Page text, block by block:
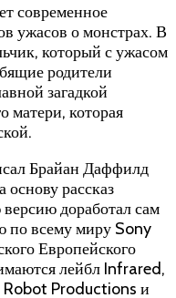
современное
ужасов о монстрах. В
который с ужасом
родители
загадкой
матери, которая
Брайан Даффилд
основу рассказ
доработал сам
по всему миру Sony
Европейского
лейбл Infrared,
Robot Productions и